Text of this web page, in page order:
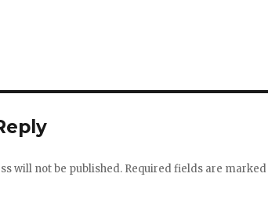
will not be published. Required fields are marked